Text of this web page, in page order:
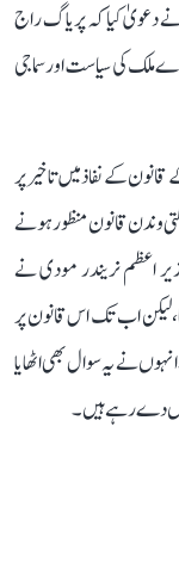
دعویٰ کیا کہ پریاگ راج
ملک کی سیاست اور سماجی
کے نفاذ میں تاخیر پر
نے کہا کہ 2023 میں ناری شکتی وندن قانون منظور ہونے
اعظم نریندر مودی نے
لیکن اب تک اس قانون پر
نے یہ سوال بھی اٹھایا
دے رہے ہیں۔